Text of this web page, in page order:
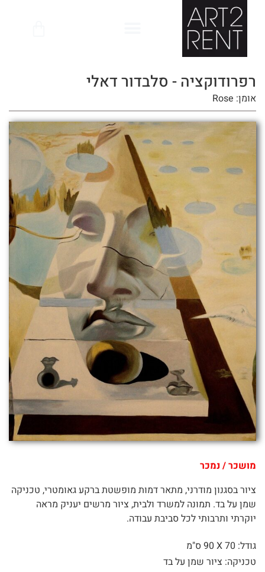
רפרודוקציה - סלבדור דאלי
אומן: Rose
מושכר / נמכר
ציור בסגנון מודרני, מתאר דמות מופשטת ברקע גאומטרי, טכניקה
שמן על בד. תמונה למשרד ולבית, ציור מרשים יעניק מראה
יוקרתי ותרבותי לכל סביבת עבודה.
גודל: 70 X
90 ס"מ
טכניקה: ציור שמן על בד